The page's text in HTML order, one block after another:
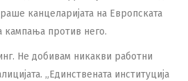
канцеларијата на Европската
кампања против него.
Не добивам никакви работни
„Единствената институција